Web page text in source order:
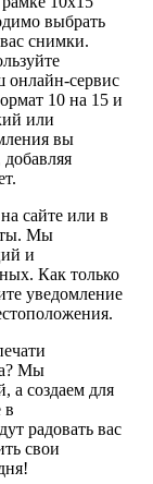
выбрать
снимки.
сервис
10 на 15 и
или
вы
сайте или в
Мы
и
Как только
уведомление
Мы
а создаем для
в
радовать вас
свои